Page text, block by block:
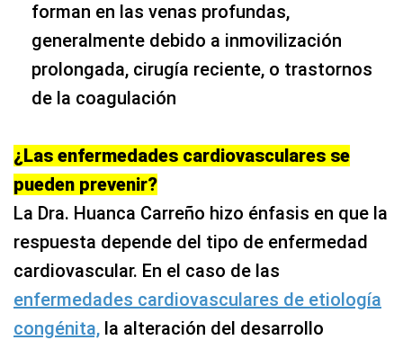
forman en las venas profundas,
generalmente debido a inmovilización
prolongada, cirugía reciente, o trastornos
de la coagulación
¿Las enfermedades cardiovasculares se
pueden prevenir?
La Dra. Huanca Carreño hizo énfasis en que la
respuesta depende del tipo de enfermedad
cardiovascular. En el caso de las
enfermedades cardiovasculares de etiología
congénita, la alteración del desarrollo